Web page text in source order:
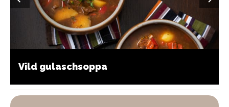
Vild gulaschsoppa